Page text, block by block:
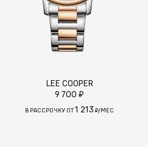
LEE COOPER
9 700 ₽
В РАССРОЧКУ ОТ1 213 ₽/МЕС